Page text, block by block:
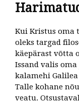
Kui Kristus oma
oleks targad
käepärast võtta
Issand valis
kalamehi
Talle kohane
veatu.